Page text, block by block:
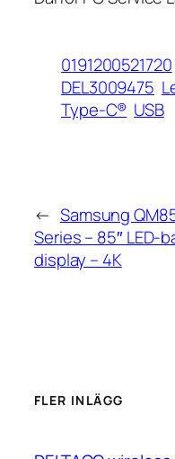
0191200521720
DEL3009475
Type-C® USB
← Samsung
Series – 85″ LED-
display – 4K
FLER INLÄGG